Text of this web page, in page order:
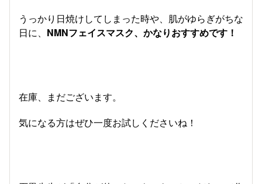
うっかり日焼けしてしまった時や、肌がゆらぎがちな
日に、 NMNフェイスマスク、かなりおすすめです！
在庫、まだございます。
気になる方はぜひ一度お試しくださいね！